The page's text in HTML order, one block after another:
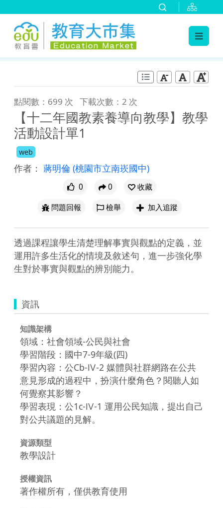
點閱數：699 次 下載次數：2 次
【十二年國教素養導向教學】教學
活動設計單1
web
作者： 蔣明倫 (桃園市立南崁國中)
0 0
收藏
問題回報
檢舉 加入追蹤
透過課程讓學生清楚理解事實與觀點的定義，並
運用許多生活化的情境及敘述句，進一步強化學
生對於事實與觀點的辨別能力。
資訊
知識架構
領域：社會領域-公民與社會
學習階段：國中7-9年級(四)
學習內容：公Cb-Ⅳ-2 媒體與社群網路在公共
意見形成的過程中，扮演什麼角色？閱聽人如
何覺察其影響？
學習表現：公1c-Ⅳ-1 運用公民知識，提出自己
對公共議題的見解。
資源類型
教學設計
授權資訊
著作權所有，僅供教育使用